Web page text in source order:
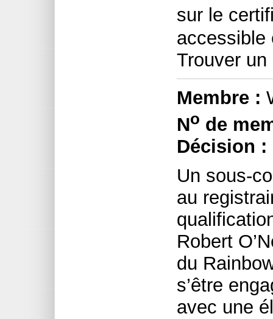
sur le
Trouver
Membre :
No de
Décision :
Un sous-
au
Robert
du
s’être
avec une